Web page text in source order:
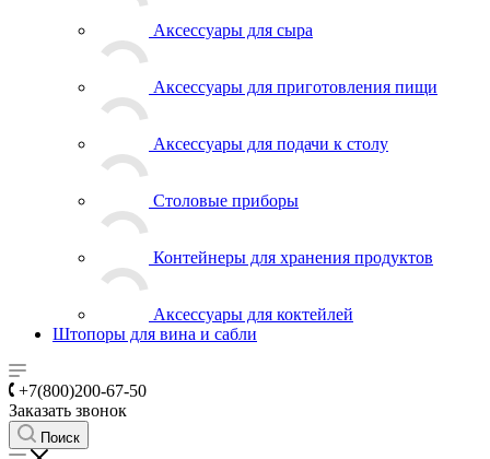
Аксессуары для сыра
Аксессуары для приготовления пищи
Аксессуары для подачи к столу
Столовые приборы
Контейнеры для хранения продуктов
Аксессуары для коктейлей
Штопоры для вина и сабли
+7(800)200-67-50
Заказать звонок
Поиск